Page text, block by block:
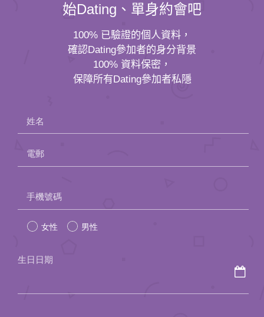
始Dating、單身約會吧
100% 已驗證的個人資料，
確認Dating參加者的身分背景
100% 資料保密，
保障所有Dating參加者私隱
姓名
電郵
leave
this
手機號碼
女性 男性
生日日期